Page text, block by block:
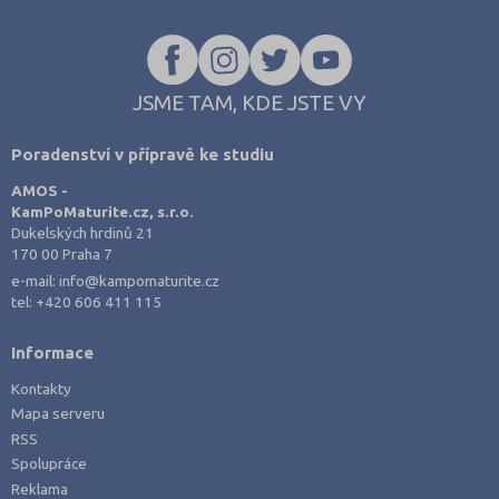
JSME TAM, KDE JSTE VY
Poradenství v přípravě ke studiu
AMOS -
KamPoMaturite.cz, s.r.o.
Dukelských hrdinů 21
170 00 Praha 7
e-mail:info@kampomaturite.cz
tel: +420 606 411 115
Informace
Kontakty
Mapa serveru
RSS
Spolupráce
Reklama